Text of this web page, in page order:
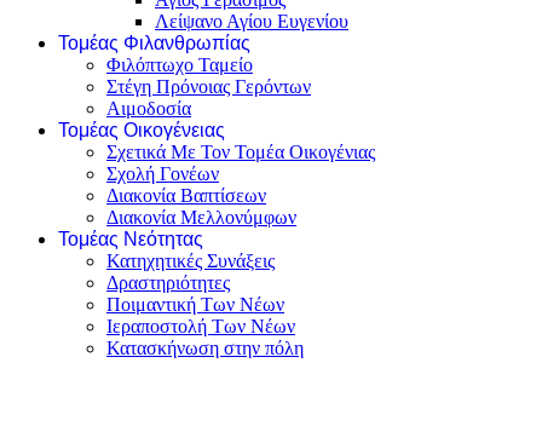
Λείψανο Αγίου Ευγενίου
Τομέας Φιλανθρωπίας
Φιλόπτωχο Ταμείο
Στέγη Πρόνοιας Γερόντων
Αιμοδοσία
Τομέας Οικογένειας
Σχετικά Με Τον Τομέα Οικογένιας
Σχολή Γονέων
Διακονία Βαπτίσεων
Διακονία Μελλονύμφων
Τομέας Νεότητας
Κατηχητικές Συνάξεις
Δραστηριότητες
Ποιμαντική Των Νέων
Ιεραποστολή Των Νέων
Κατασκήνωση στην πόλη